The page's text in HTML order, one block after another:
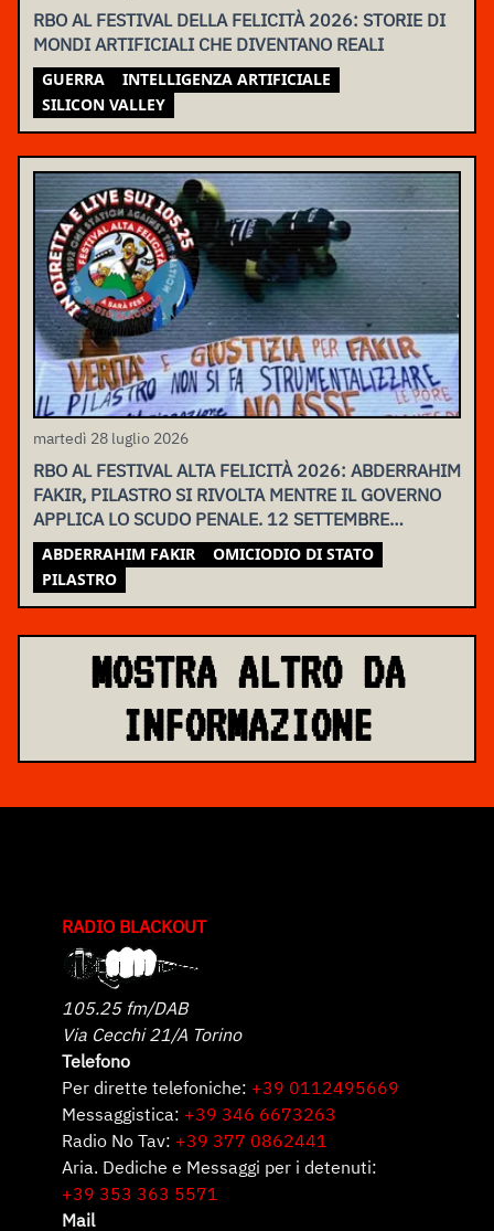
RBO AL FESTIVAL DELLA FELICITÀ 2026: STORIE DI
MONDI ARTIFICIALI CHE DIVENTANO REALI
GUERRA
INTELLIGENZA ARTIFICIALE
SILICON VALLEY
martedì 28 luglio 2026
RBO AL FESTIVAL ALTA FELICITÀ 2026: ABDERRAHIM
FAKIR, PILASTRO SI RIVOLTA MENTRE IL GOVERNO
APPLICA LO SCUDO PENALE. 12 SETTEMBRE
ASSEMBLEA NAZIONALE
ABDERRAHIM FAKIR
OMICIODIO DI STATO
PILASTRO
MOSTRA ALTRO DA
INFORMAZIONE
RADIO BLACKOUT
105.25 fm/DAB
Via Cecchi 21/A Torino
Telefono
Per dirette telefoniche: +39 0112495669
Messaggistica: +39 346 6673263
Radio No Tav: +39 377 0862441
Aria. Dediche e Messaggi per i detenuti:
+39 353 363 5571
Mail